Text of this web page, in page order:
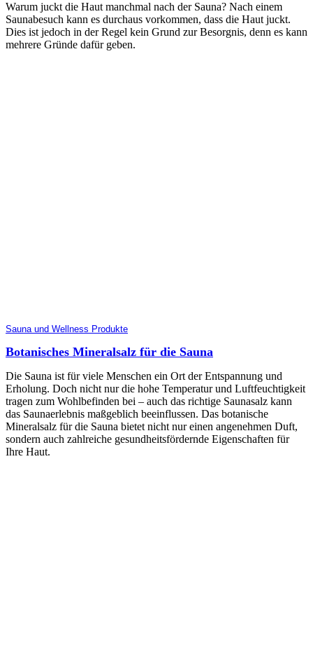
Warum juckt die Haut manchmal nach der Sauna? Nach einem
Saunabesuch kann es durchaus vorkommen, dass die Haut juckt.
Dies ist jedoch in der Regel kein Grund zur Besorgnis, denn es kann
mehrere Gründe dafür geben.
Sauna und Wellness Produkte
Botanisches Mineralsalz für die Sauna
Die Sauna ist für viele Menschen ein Ort der Entspannung und
Erholung. Doch nicht nur die hohe Temperatur und Luftfeuchtigkeit
tragen zum Wohlbefinden bei – auch das richtige Saunasalz kann
das Saunaerlebnis maßgeblich beeinflussen. Das botanische
Mineralsalz für die Sauna bietet nicht nur einen angenehmen Duft,
sondern auch zahlreiche gesundheitsfördernde Eigenschaften für
Ihre Haut.